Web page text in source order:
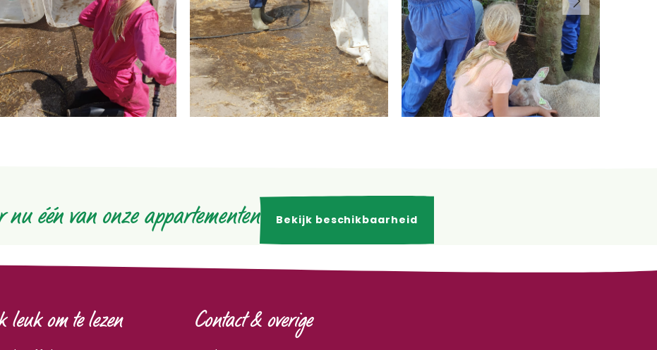
nu één van onze appartementen Bekijk beschikbaarheid
leuk om te lezen Contact & overige